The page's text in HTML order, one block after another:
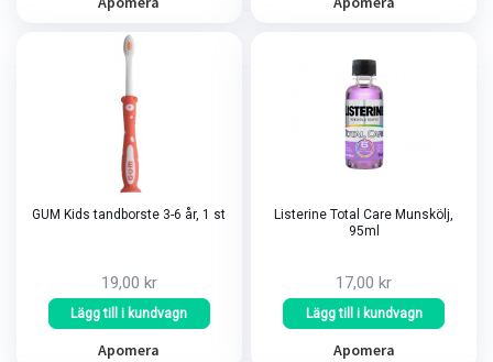
GUM Kids tandborste 3-6 år, 1 st
19,00 kr
Lägg till i kundvagn
Apomera
Listerine Total Care Munskölj,
95ml
17,00 kr
Lägg till i kundvagn
Apomera